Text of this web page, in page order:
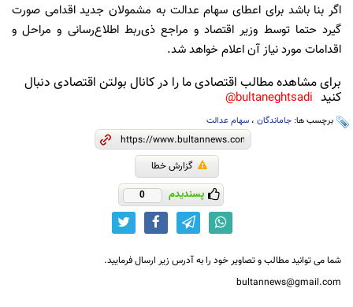
اگر بنا باشد برای اعطای سهام عدالت به مشمولان جدید اقدامی صورت
گیرد حتما توسط وزیر اقتصاد و مراجع ذی‌ربط اطلاع‌رسانی و مراحل و
اقدامات مورد نیاز آن اعلام خواهد شد.
برای مشاهده مطالب اقتصادی ما را در کانال بولتن اقتصادی دنبال
کنید bultaneghtsadi@
برچسب ها: جاماندگان ، سهام عدالت
گزارش خطا
پسندیدم 0
شما می توانید مطالب و تصاویر خود را به آدرس زیر ارسال فرمایید.
bultannews@gmail.com